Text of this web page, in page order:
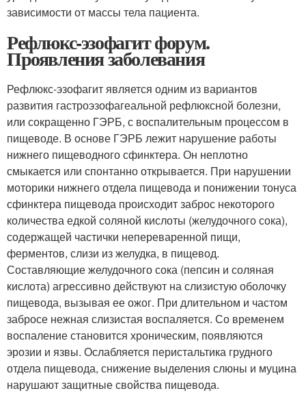
зависимости от массы тела пациента.
Рефлюкс-эзофагит форум.
Проявления заболевания
Рефлюкс-эзофагит является одним из вариантов
развития гастроэзофагеальной рефлюксной болезни,
или сокращенно ГЭРБ, с воспалительным процессом в
пищеводе. В основе ГЭРБ лежит нарушение работы
нижнего пищеводного сфинктера. Он неплотно
смыкается или спонтанно открывается. При нарушении
моторики нижнего отдела пищевода и понижении тонуса
сфинктера пищевода происходит заброс некоторого
количества едкой соляной кислоты (желудочного сока),
содержащей частички непереваренной пищи,
ферментов, слизи из желудка, в пищевод.
Составляющие желудочного сока (пепсин и соляная
кислота) агрессивно действуют на слизистую оболочку
пищевода, вызывая ее ожог. При длительном и частом
забросе нежная слизистая воспаляется. Со временем
воспаление становится хроническим, появляются
эрозии и язвы. Ослабляется перистальтика грудного
отдела пищевода, снижение выделения слюны и муцина
нарушают защитные свойства пищевода.